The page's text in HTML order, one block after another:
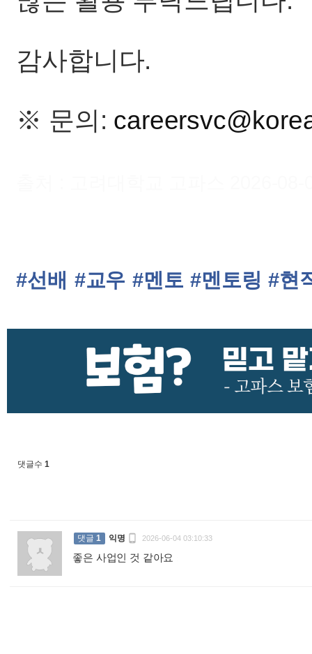
감사합니다.
※ 문의:
#선배 #교우 #멘토 #멘토링 #현
댓글수 1
댓글 1 익명  2026-06-04 03:10:33
좋은 사업인 것 같아요